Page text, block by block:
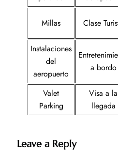
Millas Clase
Instalaciones
del
aeropuerto
a bordo
Valet
Parking
Visa a la
llegada
Leave a Reply